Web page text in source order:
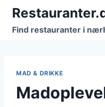
Fortsæt
indhold
Find restauranter i
MAD & DRIKKE